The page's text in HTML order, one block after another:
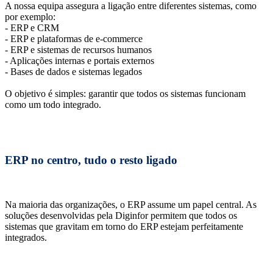
A nossa equipa assegura a ligação entre diferentes sistemas, como
por exemplo:
- ERP e CRM
- ERP e plataformas de e-commerce
- ERP e sistemas de recursos humanos
- Aplicações internas e portais externos
- Bases de dados e sistemas legados
O objetivo é simples: garantir que todos os sistemas funcionam
como um todo integrado.
ERP no centro, tudo o resto ligado
Na maioria das organizações, o ERP assume um papel central. As
soluções desenvolvidas pela Diginfor permitem que todos os
sistemas que gravitam em torno do ERP estejam perfeitamente
integrados.